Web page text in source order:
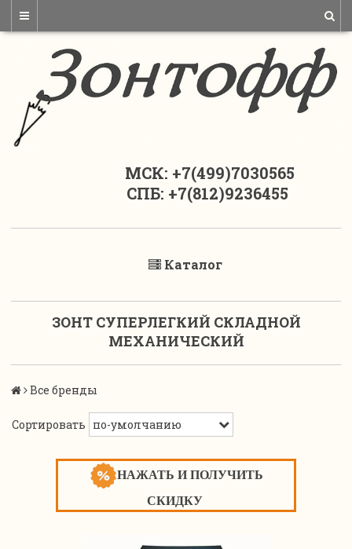
МСК: +7(499)7030565
СПБ: +7(812)9236455
Каталог
ЗОНТ СУПЕРЛЕГКИЙ СКЛАДНОЙ
МЕХАНИЧЕСКИЙ
Все бренды
Сортировать
НАЖАТЬ И ПОЛУЧИТЬ
СКИДКУ